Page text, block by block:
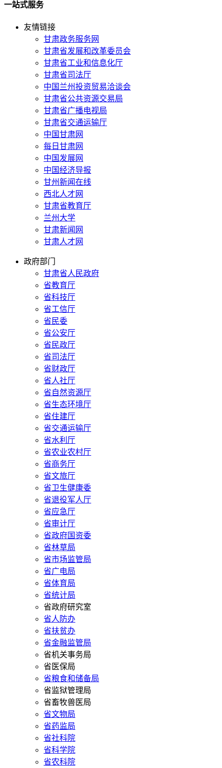
一站式服务
友情链接
甘肃政务服务网
甘肃省发展和改革委员会
甘肃省工业和信息化厅
甘肃省司法厅
中国兰州投资贸易洽谈会
甘肃省公共资源交易局
甘肃省广播电视局
甘肃省交通运输厅
中国甘肃网
每日甘肃网
中国发展网
中国经济导报
甘州新闻在线
西北人才网
甘肃省教育厅
兰州大学
甘肃新闻网
甘肃人才网
政府部门
甘肃省人民政府
省教育厅
省科技厅
省工信厅
省民委
省公安厅
省民政厅
省司法厅
省财政厅
省人社厅
省自然资源厅
省生态环境厅
省住建厅
省交通运输厅
省水利厅
省农业农村厅
省商务厅
省文旅厅
省卫生健康委
省退役军人厅
省应急厅
省审计厅
省政府国资委
省林草局
省市场监管局
省广电局
省体育局
省统计局
省政府研究室
省人防办
省扶贫办
省金融监管局
省机关事务局
省医保局
省粮食和储备局
省监狱管理局
省畜牧兽医局
省文物局
省药监局
省社科院
省科学院
省农科院